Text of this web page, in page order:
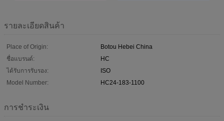
รายละเอียดสินค้า
Place of Origin:
Botou Hebei China
ชื่อแบรนด์:
HC
ได้รับการรับรอง:
ISO
Model Number:
HC24-183-1100
การชำระเงิน